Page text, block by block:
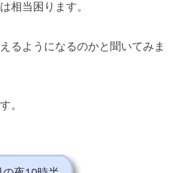
相当困ります。
るようになるのかと聞いてみま
。